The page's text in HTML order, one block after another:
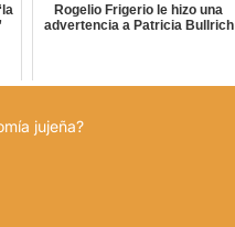
Rogelio Frigerio le hizo una
advertencia a Patricia Bullrich
jujeña?